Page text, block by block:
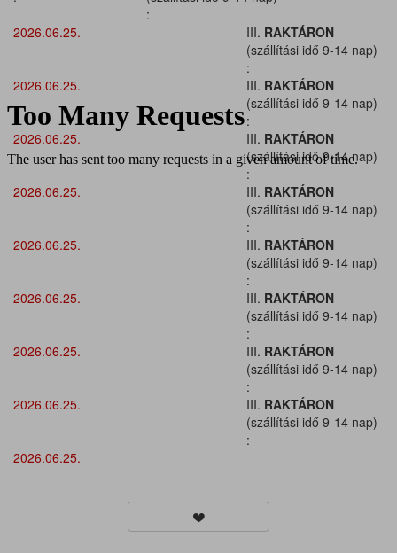
:
2026.06.25.
III. RAKTÁRON
(szállítási idő 9-14 nap)
:
2026.06.25.
III. RAKTÁRON
(szállítási idő 9-14 nap)
:
2026.06.25.
III. RAKTÁRON
(szállítási idő 9-14 nap)
:
2026.06.25.
III. RAKTÁRON
(szállítási idő 9-14 nap)
:
2026.06.25.
III. RAKTÁRON
(szállítási idő 9-14 nap)
:
2026.06.25.
III. RAKTÁRON
(szállítási idő 9-14 nap)
:
2026.06.25.
III. RAKTÁRON
(szállítási idő 9-14 nap)
:
2026.06.25.
III. RAKTÁRON
(szállítási idő 9-14 nap)
:
2026.06.25.